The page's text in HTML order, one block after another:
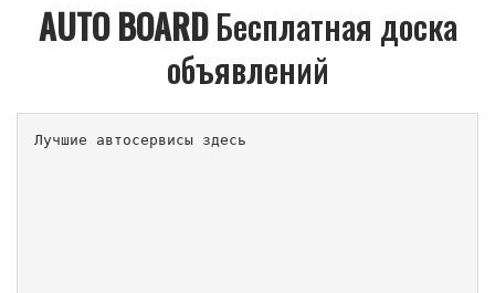
AUTO BOARDБесплатная доска
объявлений
Лучшие автосервисы здесь